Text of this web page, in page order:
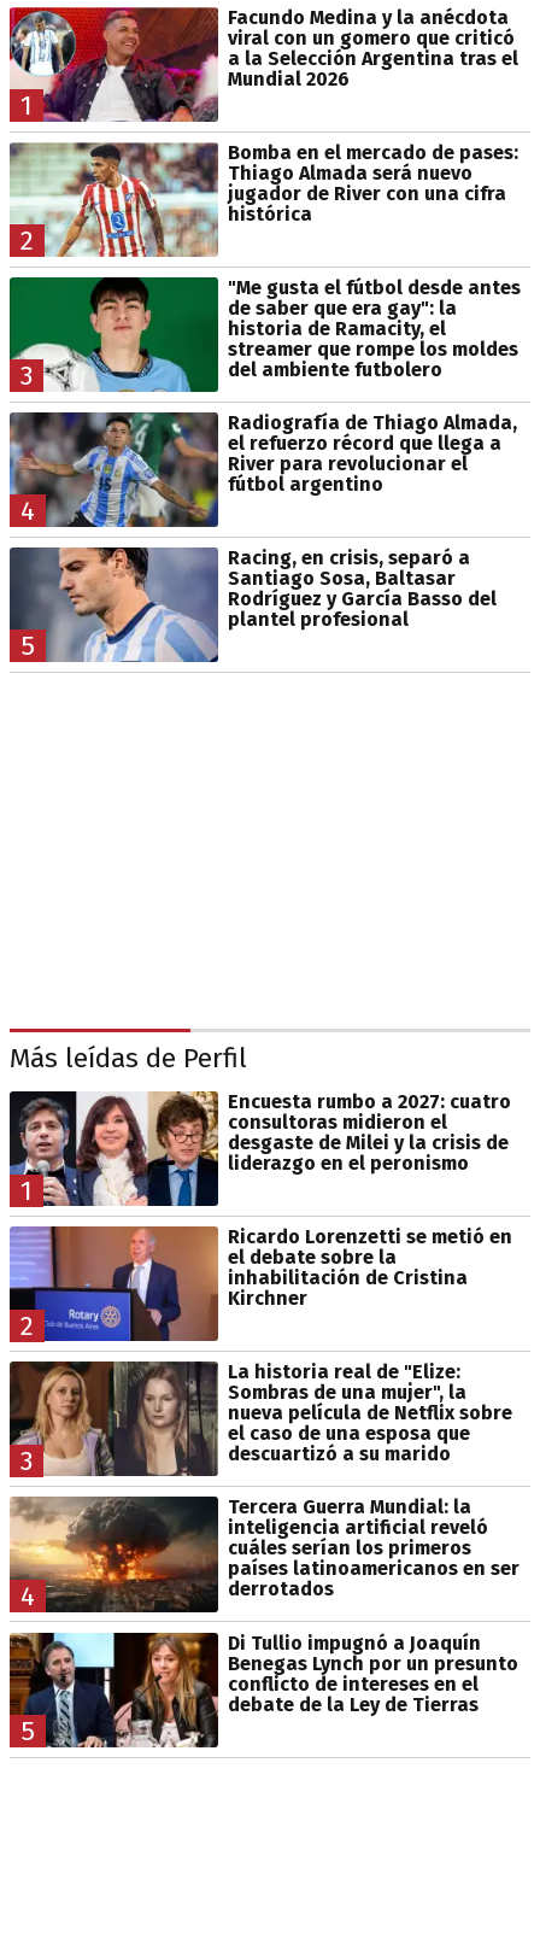
1
Facundo Medina y la anécdota
viral con un gomero que criticó
a la Selección Argentina tras el
Mundial 2026
2
Bomba en el mercado de pases:
Thiago Almada será nuevo
jugador de River con una cifra
histórica
3
"Me gusta el fútbol desde antes
de saber que era gay": la
historia de Ramacity, el
streamer que rompe los moldes
del ambiente futbolero
4
Radiografía de Thiago Almada,
el refuerzo récord que llega a
River para revolucionar el
fútbol argentino
5
Racing, en crisis, separó a
Santiago Sosa, Baltasar
Rodríguez y García Basso del
plantel profesional
Más leídas de Perfil
1
Encuesta rumbo a 2027: cuatro
consultoras midieron el
desgaste de Milei y la crisis de
liderazgo en el peronismo
2
Ricardo Lorenzetti se metió en
el debate sobre la
inhabilitación de Cristina
Kirchner
3
La historia real de "Elize:
Sombras de una mujer", la
nueva película de Netflix sobre
el caso de una esposa que
descuartizó a su marido
4
Tercera Guerra Mundial: la
inteligencia artificial reveló
cuáles serían los primeros
países latinoamericanos en ser
derrotados
5
Di Tullio impugnó a Joaquín
Benegas Lynch por un presunto
conflicto de intereses en el
debate de la Ley de Tierras